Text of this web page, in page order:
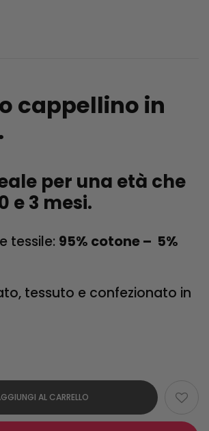
cappellino in
per una età che
e 3 mesi.
tessile: 95% cotone – 5%
tessuto e confezionato in
AL CARRELLO